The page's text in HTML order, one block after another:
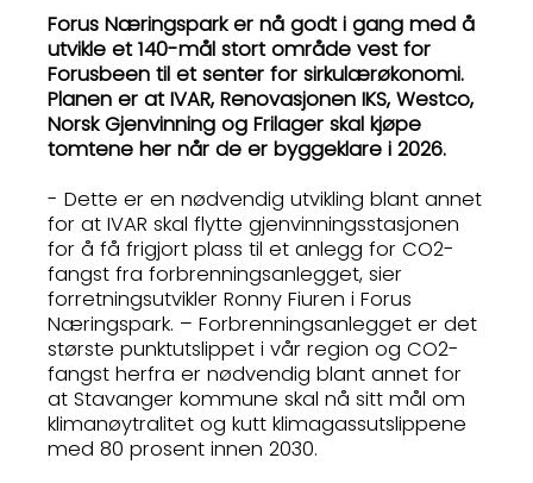
Forus Næringspark er nå godt i gang med å
utvikle et 140-mål stort område vest for
Forusbeen til et senter for sirkulærøkonomi.
Planen er at IVAR, Renovasjonen IKS, Westco,
Norsk Gjenvinning og Frilager skal kjøpe
tomtene her når de er byggeklare i 2026.
- Dette er en nødvendig utvikling blant annet
for at IVAR skal flytte gjenvinningsstasjonen
for å få frigjort plass til et anlegg for CO2-
fangst fra forbrenningsanlegget, sier
forretningsutvikler Ronny Fiuren i Forus
Næringspark. – Forbrenningsanlegget er det
største punktutslippet i vår region og CO2-
fangst herfra er nødvendig blant annet for
at Stavanger kommune skal nå sitt mål om
klimanøytralitet og kutt klimagassutslippene
med 80 prosent innen 2030.